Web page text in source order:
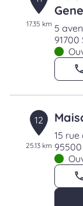
17.35 km 5
12
25.13 km
15